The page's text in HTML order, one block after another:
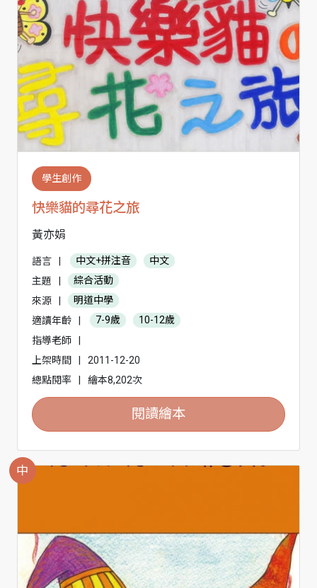
學生創作
快樂貓的尋花之旅
黃亦娟
語言 | 中文+拼注音
中文
主題
|
綜合活動
來源
|
明道中學
適讀年齡
| 7-9歲
10-12歲
指導老師
|
上架時間
|
2011-12-20
總點閱率
| 繪本8,202次
閱讀繪本
中